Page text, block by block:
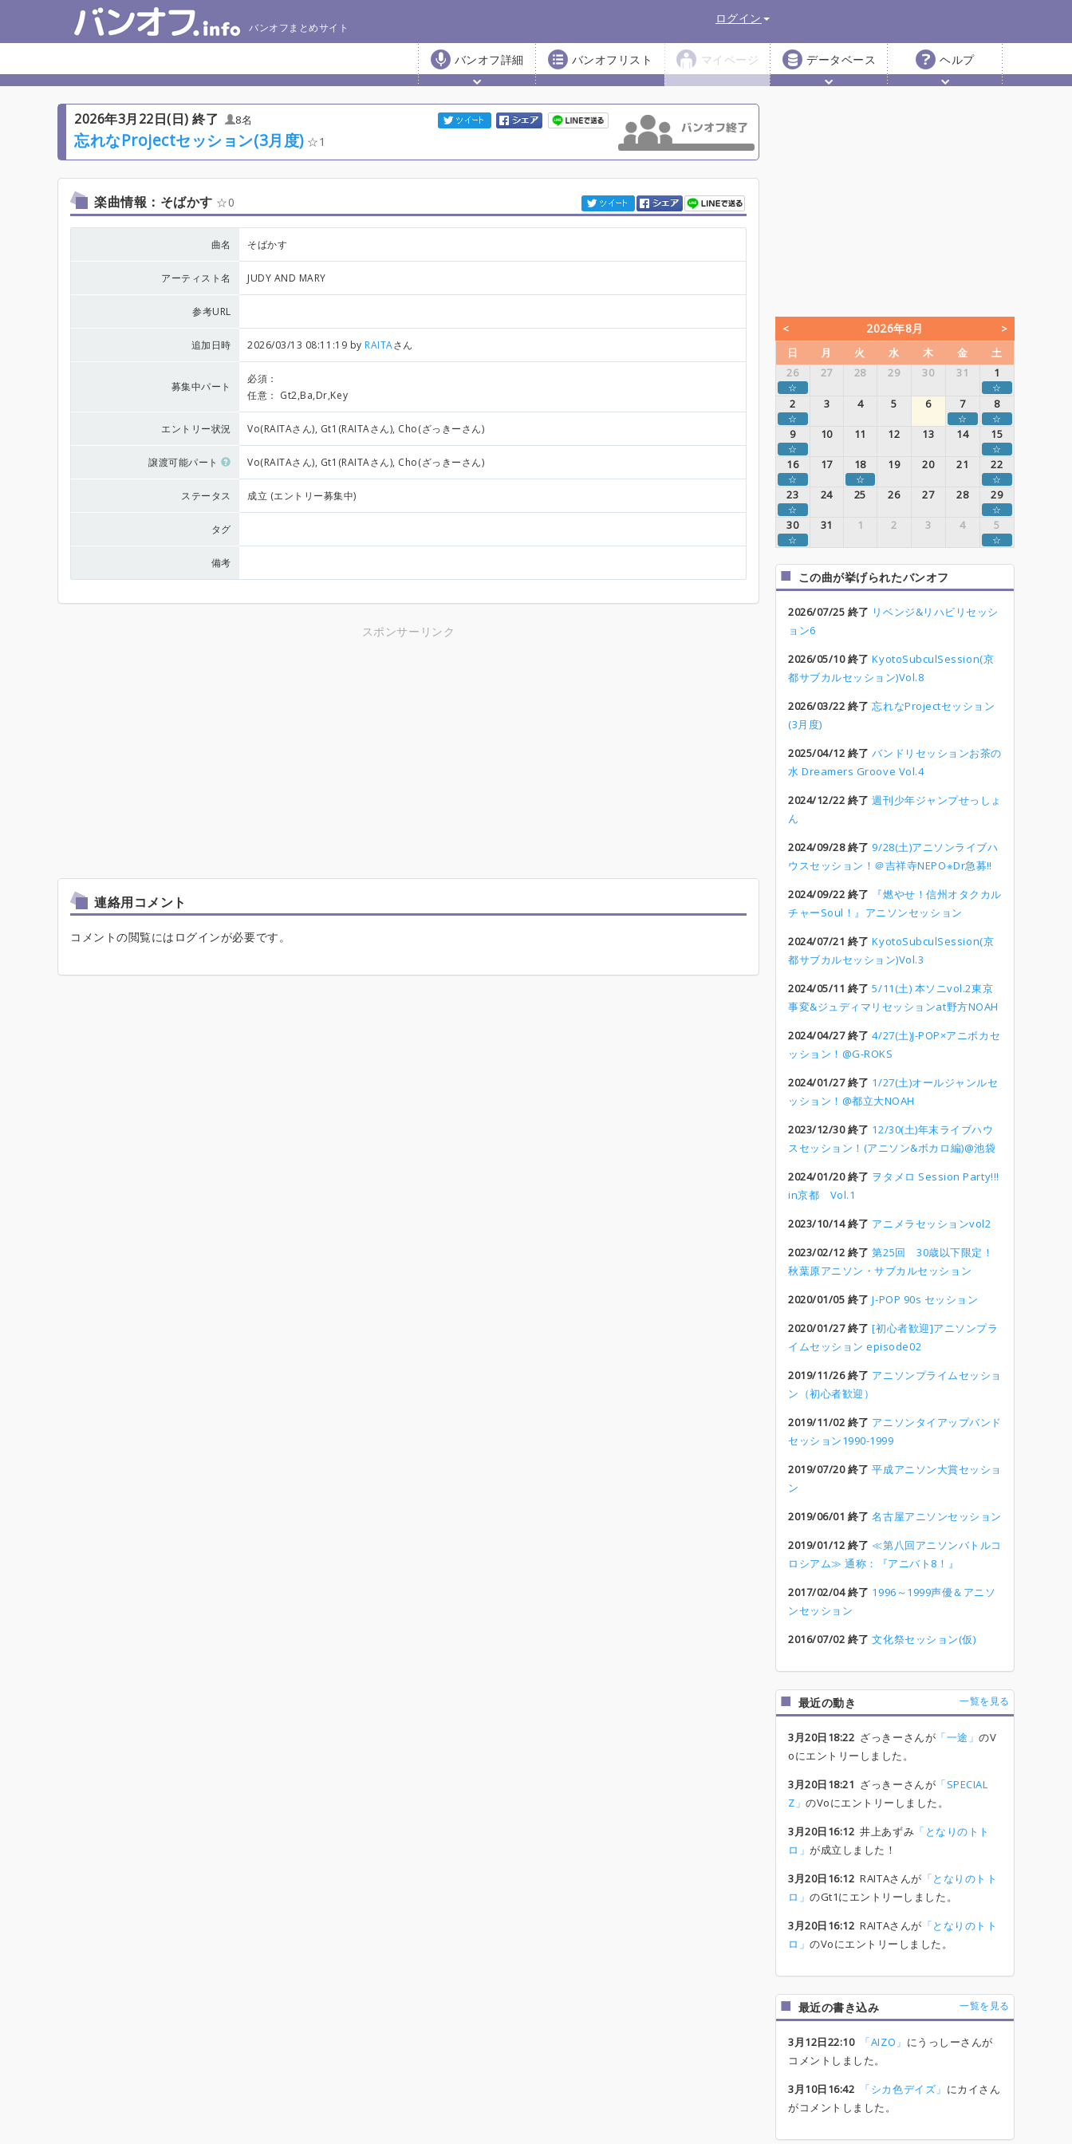
バンオフまとめサイト
ログイン
バンオフ詳細 バンオフリスト マイページ データベース ヘルプ
2026年3月22日(日) 終了 8名
忘れなProjectセッション(3月度) 1
楽曲情報：そばかす 0
曲名 そばかす
アーティスト名 JUDY AND MARY
参考URL
追加日時 2026/03/13 08:11:19 by RAITAさん
募集中パート
必須：
任意： Gt2,Ba,Dr,Key
エントリー状況 Vo(RAITAさん), Gt1(RAITAさん), Cho(ざっきーさん)
譲渡可能パート Vo(RAITAさん), Gt1(RAITAさん), Cho(ざっきーさん)
ステータス 成立 (エントリー募集中)
タグ
備考
スポンサーリンク
連絡用コメント
コメントの閲覧にはログインが必要です。
2026年8月
日 月 火 水 木 金
土
26
27 28 29 30 31 1
☆ ☆
2 3 4 5 6 7 8
☆ ☆ ☆
9 10 11 12 13 14 15
☆ ☆
16 17 18 19 20 21 22
☆ ☆ ☆
23 24 25 26 27 28 29
☆ ☆
30 31 1 2 3 4 5
☆ ☆
この曲が挙げられたバンオフ
2026/07/25 終了 リベンジ&リハビリセッシ
ョン6
2026/05/10 終了 KyotoSubculSession(京
都サブカルセッション)Vol.8
2026/03/22 終了 忘れなProjectセッション
(3月度)
2025/04/12 終了 バンドリセッションお茶の
水 Dreamers Groove Vol.4
2024/12/22 終了 週刊少年ジャンプせっしょ
ん
2024/09/28 終了 9/28(土)アニソンライブハ
ウスセッション！＠吉祥寺NEPO※Dr急募‼︎
2024/09/22 終了
『燃やせ！信州オタクカル
チャーSoul！』アニソンセッション
2024/07/21 終了 KyotoSubculSession(京
都サブカルセッション)Vol.3
2024/05/11 終了 5/11(土) 本ソニvol.2東京
事変&ジュディマリセッションat野方NOAH
2024/04/27 終了 4/27(土)J-POP×アニボカセ
ッション！@G-ROKS
2024/01/27 終了 1/27(土)オールジャンルセ
ッション！@都立大NOAH
2023/12/30 終了 12/30(土)年末ライブハウ
スセッション！(アニソン&ボカロ編)@池袋
2024/01/20 終了 ヲタメロ Session Party!!!
in京都 Vol.1
2023/10/14 終了 アニメラセッションvol2
2023/02/12 終了 第25回 30歳以下限定！
秋葉原アニソン・サブカルセッション
2020/01/05 終了 J-POP 90s セッション
2020/01/27 終了 [初心者歓迎]アニソンプラ
イムセッション episode02
2019/11/26 終了 アニソンプライムセッショ
ン（初心者歓迎）
2019/11/02 終了 アニソンタイアップバンド
セッション1990-1999
2019/07/20 終了 平成アニソン大賞セッショ
ン
2019/06/01 終了 名古屋アニソンセッション
2019/01/12 終了 ≪第八回アニソンバトルコ
ロシアム≫ 通称：『アニバト8！』
2017/02/04 終了 1996～1999声優＆アニソ
ンセッション
2016/07/02 終了 文化祭セッション(仮)
最近の動き 一覧を見る
3月20日18:22 ざっきーさんが 「一途」のV
oにエントリーしました。
3月20日18:21 ざっきーさんが 「SPECIAL
Z」のVoにエントリーしました。
3月20日16:12 井上あずみ 「となりのトト
ロ」が成立しました！
3月20日16:12 RAITAさんが 「となりのトト
ロ」のGt1にエントリーしました。
3月20日16:12 RAITAさんが 「となりのトト
ロ」のVoにエントリーしました。
最近の書き込み 一覧を見る
3月12日22:10 「AIZO」 にうっしーさんが
コメントしました。
3月10日16:42
「シカ色デイズ」 にカイさん
がコメントしました。